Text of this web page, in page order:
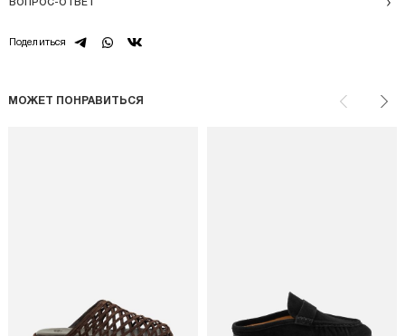
ВОПРОС-ОТВЕТ
Поделиться telegramwhatsapp
vk
МОЖЕТ ПОНРАВИТЬСЯ
Назад